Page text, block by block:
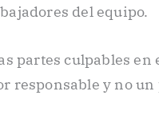
del equipo.
partes culpables en
responsable y no